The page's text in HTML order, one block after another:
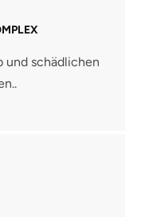
und schädlichen